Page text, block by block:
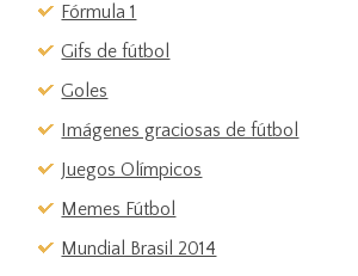
Fórmula 1
Gifs de fútbol
Goles
Imágenes graciosas de fútbol
Juegos Olímpicos
Memes Fútbol
Mundial Brasil 2014